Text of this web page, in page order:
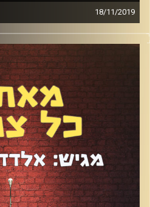
18/11/2019
עידן בן דוד עושה סטנדאפ כבר
תמיד אירגן הופעות וליינים.
בר, כך שהוא חווה את "מאחורי
בדרך מאוד מעניינת ומיוחדת.
היחסים הקרובים והכתיבה עם
את חייו ועל הנאמנות שלו
קרדיט תמונות:אלדד שטרית